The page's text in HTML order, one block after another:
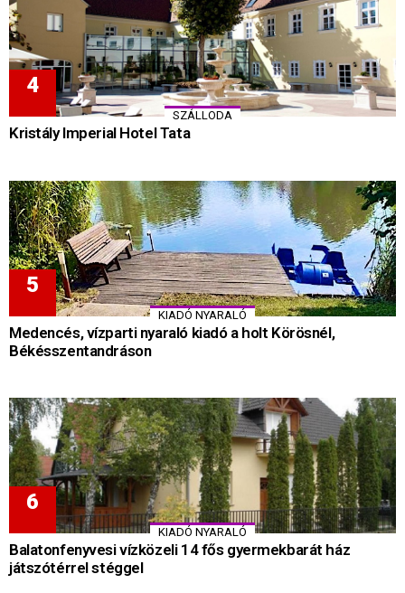
SZÁLLODA
Kristály Imperial Hotel Tata
KIADÓ NYARALÓ
Medencés, vízparti nyaraló kiadó a holt Körösnél,
Békésszentandráson
KIADÓ NYARALÓ
Balatonfenyvesi vízközeli 14 fős gyermekbarát ház
játszótérrel stéggel